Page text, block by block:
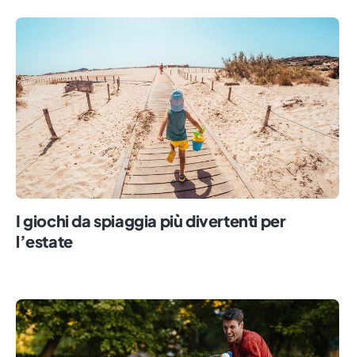
I giochi da spiaggia più divertenti per
l’estate